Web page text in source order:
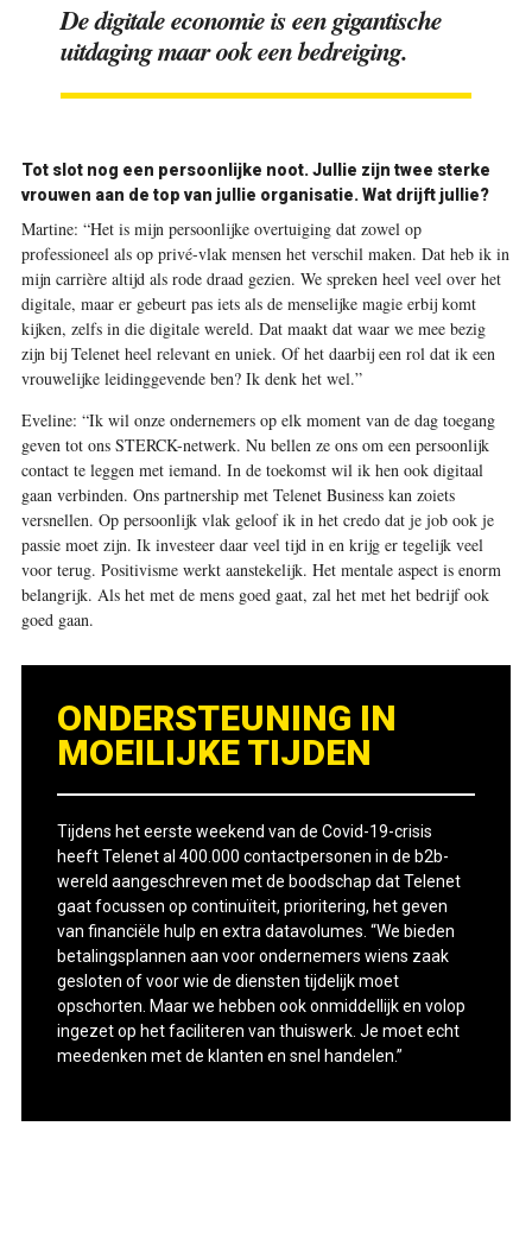
De digitale economie is een gigantische
uitdaging maar ook een bedreiging.
Tot slot nog een persoonlijke noot. Jullie zijn twee sterke
vrouwen aan de top van jullie organisatie. Wat drijft jullie?
Martine: “Het is mijn persoonlijke overtuiging dat zowel op
professioneel als op privé-vlak mensen het verschil maken. Dat heb ik in
mijn carrière altijd als rode draad gezien. We spreken heel veel over het
digitale, maar er gebeurt pas iets als de menselijke magie erbij komt
kijken, zelfs in die digitale wereld. Dat maakt dat waar we mee bezig
zijn bij Telenet heel relevant en uniek. Of het daarbij een rol dat ik een
vrouwelijke leidinggevende ben? Ik denk het wel.”
Eveline: “Ik wil onze ondernemers op elk moment van de dag toegang
geven tot ons STERCK-netwerk. Nu bellen ze ons om een persoonlijk
contact te leggen met iemand. In de toekomst wil ik hen ook digitaal
gaan verbinden. Ons partnership met Telenet Business kan zoiets
versnellen. Op persoonlijk vlak geloof ik in het credo dat je job ook je
passie moet zijn. Ik investeer daar veel tijd in en krijg er tegelijk veel
voor terug. Positivisme werkt aanstekelijk. Het mentale aspect is enorm
belangrijk. Als het met de mens goed gaat, zal het met het bedrijf ook
goed gaan.
ONDERSTEUNING IN
MOEILIJKE TIJDEN
Tijdens het eerste weekend van de Covid-19-crisis
heeft Telenet al 400.000 contactpersonen in de b2b-
wereld aangeschreven met de boodschap dat Telenet
gaat focussen op continuïteit, prioritering, het geven
van financiële hulp en extra datavolumes. “We bieden
betalingsplannen aan voor ondernemers wiens zaak
gesloten of voor wie de diensten tijdelijk moet
opschorten. Maar we hebben ook onmiddellijk en volop
ingezet op het faciliteren van thuiswerk. Je moet echt
meedenken met de klanten en snel handelen.”